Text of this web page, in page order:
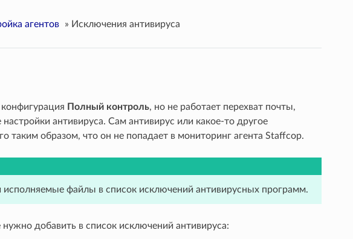
агентов » Исключения антивируса
Полный контроль, но не работает перехват почты,
антивируса. Сам антивирус или какое-то другое
таким образом, что он не попадает в мониторинг агента Staffcop.
файлы в список исключений антивирусных программ.
добавить в список исключений антивируса: